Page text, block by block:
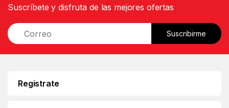
Suscríbete y disfruta de las mejores ofertas
E
m
Suscribirme
Registrate